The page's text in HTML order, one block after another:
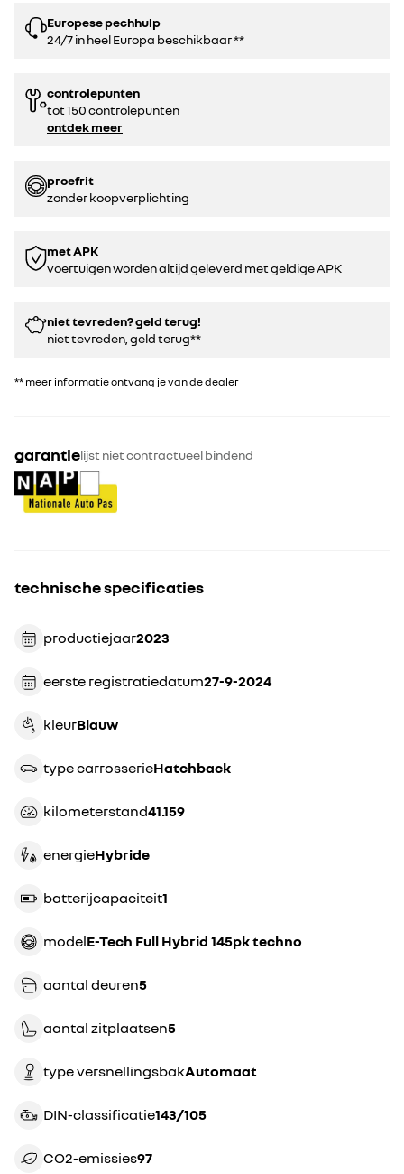
Europese pechhulp
24/7 in heel Europa beschikbaar **
controlepunten
tot 150 controlepunten
ontdek meer
proefrit
zonder koopverplichting
met APK
voertuigen worden altijd geleverd met geldige APK
niet tevreden? geld terug!
niet tevreden, geld terug**
** meer informatie ontvang je van de dealer
garantielijst niet contractueel bindend
technische specificaties
productiejaar 2023
eerste registratiedatum 27-9-2024
kleur blauw
type carrosserie hatchback
kilometerstand 41.159
energie Hybride
batterijcapaciteit1
model E-Tech Full Hybrid 145pk techno
aantal deuren5
aantal zitplaatsen5
type versnellingsbak automaat
DIN-classificatie 143/105
CO2-emissies 97